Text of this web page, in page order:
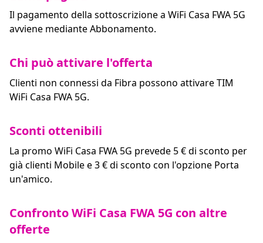
Il pagamento della sottoscrizione a WiFi Casa FWA 5G
avviene mediante Abbonamento.
Chi può attivare l'offerta
Clienti non connessi da Fibra possono attivare TIM
WiFi Casa FWA 5G.
Sconti ottenibili
La promo WiFi Casa FWA 5G prevede 5 € di sconto per
già clienti Mobile e 3 € di sconto con l'opzione Porta
un'amico.
Confronto WiFi Casa FWA 5G con altre
offerte